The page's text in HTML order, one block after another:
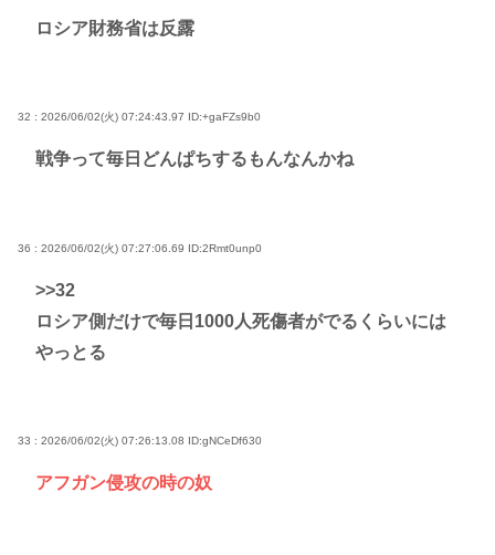
ロシア財務省は反露
32 : 2026/06/02(火) 07:24:43.97 ID:+gaFZs9b0
戦争って毎日どんぱちするもんなんかね
36 : 2026/06/02(火) 07:27:06.69 ID:2Rmt0unp0
>>32
ロシア側だけで毎日1000人死傷者がでるくらいには
やっとる
33 : 2026/06/02(火) 07:26:13.08 ID:gNCeDf630
アフガン侵攻の時の奴